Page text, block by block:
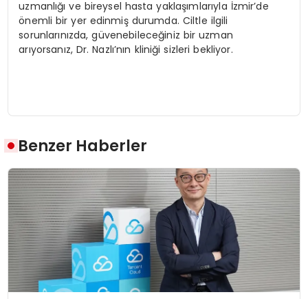
uzmanlığı ve bireysel hasta yaklaşımlarıyla İzmir’de
önemli bir yer edinmiş durumda. Ciltle ilgili
sorunlarınızda, güvenebileceğiniz bir uzman
arıyorsanız, Dr. Nazlı’nın kliniği sizleri bekliyor.
Benzer Haberler